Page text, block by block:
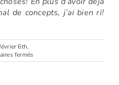
de concepts, j’ai bien ri!
6th,
ferméssur
Émilie